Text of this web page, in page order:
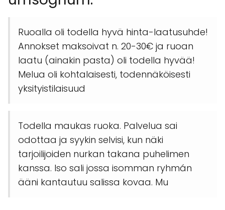
Ruoalla oli todella hyvä hinta-laatusuhde!
Annokset maksoivat n. 20-30€ ja ruoan
laatu (ainakin pasta) oli todella hyvää!
Melua oli kohtalaisesti, todennäköisesti
yksityistilaisuud
Todella maukas ruoka. Palvelua sai
odottaa ja syykin selvisi, kun näki
tarjoilijoiden nurkan takana puhelimen
kanssa. Iso sali jossa isomman ryhmán
ääni kantautuu salissa kovaa. Mu